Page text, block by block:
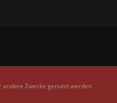
Zwecke genutzt werden